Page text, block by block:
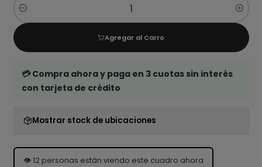
Cantidad
Agregar al Carro
💳 Compra ahora y paga en 3 cuotas sin interés
con tarjeta de crédito
Mostrar stock de ubicaciones
👁️12personas están viendo este cuadro ahora